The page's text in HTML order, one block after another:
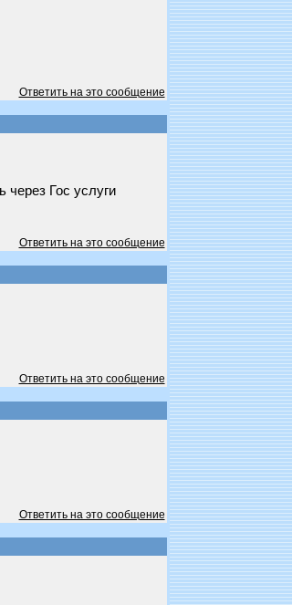
Ответить на это сообщение
Гос услуги
Ответить на это сообщение
Ответить на это сообщение
Ответить на это сообщение